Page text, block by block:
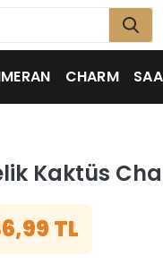
CHARM
Kaktüs
TL